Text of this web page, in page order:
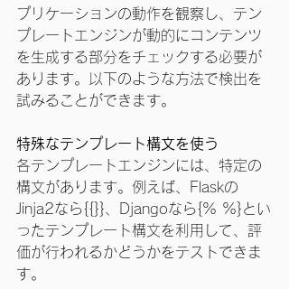
プリケーションの動作を観察し、テン
プレートエンジンが動的にコンテンツ
を生成する部分をチェックする必要が
あります。以下のような方法で検出を
試みることができます。
特殊なテンプレート構文を使う
各テンプレートエンジンには、特定の
構文があります。例えば、Flaskの
Jinja2なら{{}}、Djangoなら{% %}とい
ったテンプレート構文を利用して、評
価が行われるかどうかをテストできま
す。